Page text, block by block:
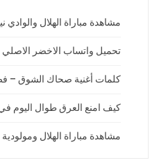
مشاهدة مباراة الهلال والوادي
تحميل واتساب الاخضر الاصلي
كلمات أغنية صحاك الشوق – فضل
كيف امنع العرق طوال اليوم
مشاهدة مباراة الهلال ومولودية